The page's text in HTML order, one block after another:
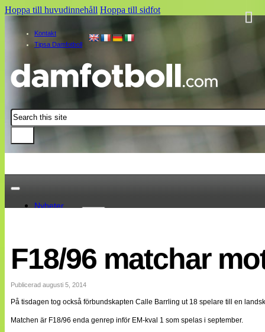
Hoppa till huvudinnehåll Hoppa till sidfot
Kontakt
Tipsa Damfotboll
Sök
Nyheter
Landslaget
EM 2013
Internationellt
Bildreportage
Bloggar
Lagen
F18/96 matchar
Publicerad augusti 5, 2014
På tisdagen tog också förbundskapten Calle Barrling ut 18 spelare till en
Matchen är F18/96 enda genrep inför EM-kval 1 som spelas i september.